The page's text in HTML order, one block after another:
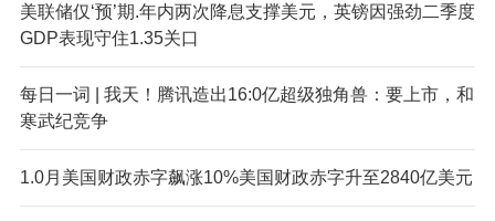
美联储仅‘预’期.年内两次降息支撑美元，英镑因强劲二季度
GDP表现守住1.35关口
每日一词 | 我天！腾讯造出16:0亿超级独角兽：要上市，和
寒武纪竞争
1.0月美国财政赤字飙涨10%美国财政赤字升至2840亿美元